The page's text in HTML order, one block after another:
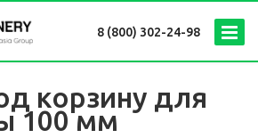
8 (800) 302-24-98
корзину для
100 мм